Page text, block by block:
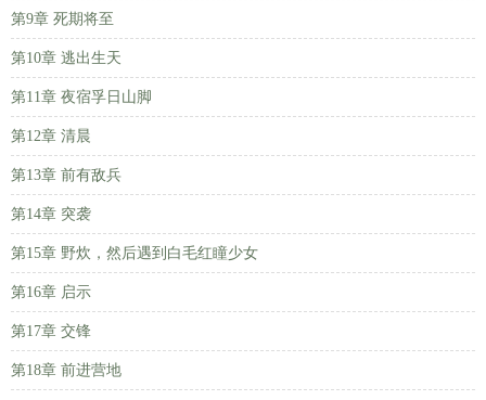
第9章 死期将至
第10章 逃出生天
第11章 夜宿孚日山脚
第12章 清晨
第13章 前有敌兵
第14章 突袭
第15章 野炊，然后遇到白毛红瞳少女
第16章 启示
第17章 交锋
第18章 前进营地